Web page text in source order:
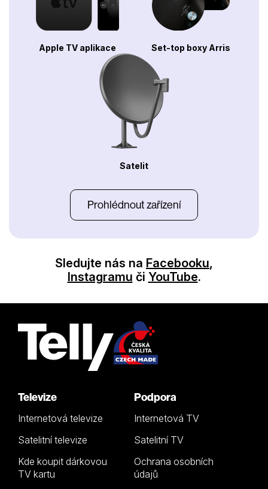
Apple TV aplikace Set-top boxy Arris
Satelit
Prohlédnout zařízení
Sledujte nás na Facebooku,
Instagramu či YouTube.
Televize
Internetová televize
Satelitní televize
Kde koupit dárkovou
TV kartu
Podpora
Internetová TV
Satelitní TV
Ochrana osobních
údajů